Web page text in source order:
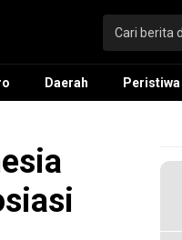
Daerah Peristiwa